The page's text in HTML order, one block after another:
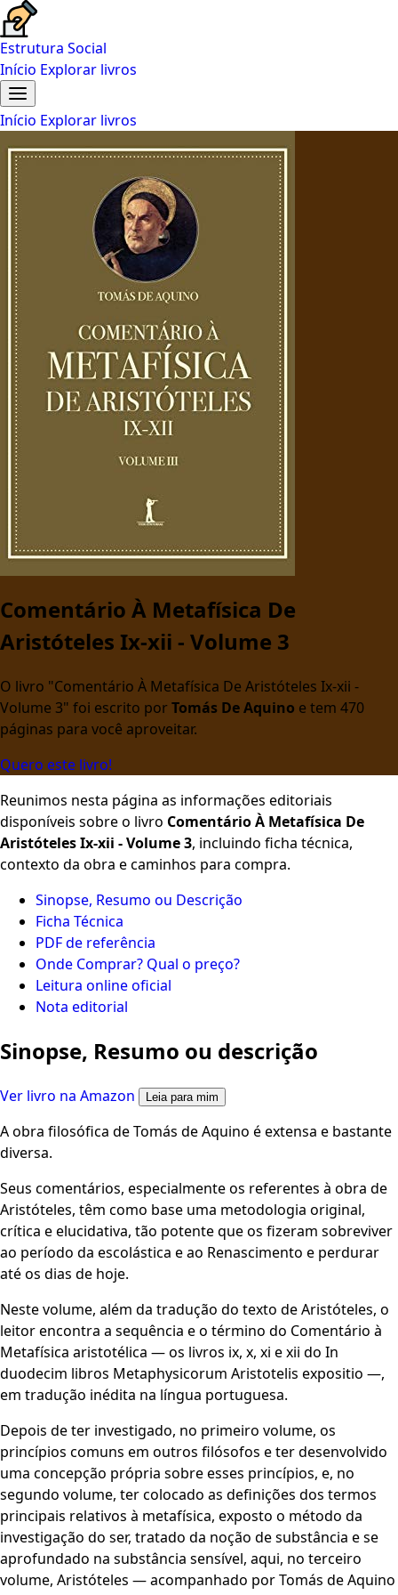
Estrutura Social
Início Explorar livros
Início Explorar livros
Comentário À Metafísica De
Aristóteles Ix-xii - Volume 3
O livro "Comentário À Metafísica De Aristóteles Ix-xii -
Volume 3" foi escrito por Tomás De Aquino e tem 470
páginas para você aproveitar.
Quero este livro!
Reunimos nesta página as informações editoriais
disponíveis sobre o livro Comentário À Metafísica De
Aristóteles Ix-xii - Volume 3, incluindo ficha técnica,
contexto da obra e caminhos para compra.
Sinopse, Resumo ou Descrição
Ficha Técnica
PDF de referência
Onde Comprar? Qual o preço?
Leitura online oficial
Nota editorial
Sinopse, Resumo ou descrição
Ver livro na Amazon Leia para mim
A obra filosófica de Tomás de Aquino é extensa e bastante
diversa.
Seus comentários, especialmente os referentes à obra de
Aristóteles, têm como base uma metodologia original,
crítica e elucidativa, tão potente que os fizeram sobreviver
ao período da escolástica e ao Renascimento e perdurar
até os dias de hoje.
Neste volume, além da tradução do texto de Aristóteles, o
leitor encontra a sequência e o término do Comentário à
Metafísica aristotélica — os livros ix, x, xi e xii do In
duodecim libros Metaphysicorum Aristotelis expositio —,
em tradução inédita na língua portuguesa.
Depois de ter investigado, no primeiro volume, os
princípios comuns em outros filósofos e ter desenvolvido
uma concepção própria sobre esses princípios, e, no
segundo volume, ter colocado as definições dos termos
principais relativos à metafísica, exposto o método da
investigação do ser, tratado da noção de substância e se
aprofundado na substância sensível, aqui, no terceiro
volume, Aristóteles — acompanhado por Tomás de Aquino